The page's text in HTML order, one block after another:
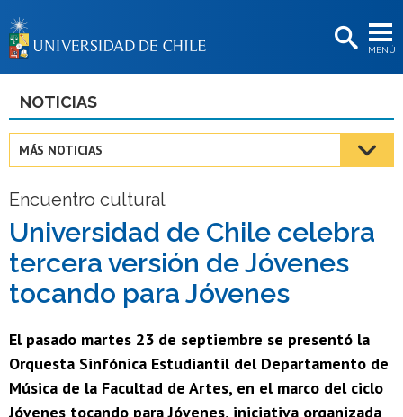
MENÚ
BIBLIOTECAS
Estudiantes
Académicas/os
Funcionarias/os
Egresadas/os
NOTICIAS
MÁS NOTICIAS
Encuentro cultural
Universidad de Chile celebra
tercera versión de Jóvenes
tocando para Jóvenes
El pasado martes 23 de septiembre se presentó la
Orquesta Sinfónica Estudiantil del Departamento de
Música de la Facultad de Artes, en el marco del ciclo
Jóvenes tocando para Jóvenes, iniciativa organizada